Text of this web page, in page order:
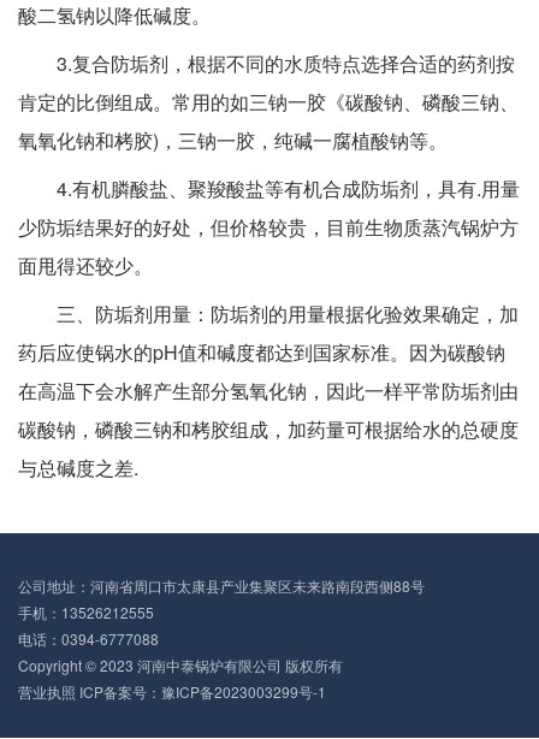
酸二氢钠以降低碱度。
3.复合防垢剂，根据不同的水质特点选择合适的药剂按
肯定的比倒组成。常用的如三钠一胶《碳酸钠、磷酸三钠、
氧氧化钠和栲胶)，三钠一胶，纯碱一腐植酸钠等。
4.有机膦酸盐、聚羧酸盐等有机合成防垢剂，具有.用量
少防垢结果好的好处，但价格较贵，目前生物质蒸汽锅炉方
面甩得还较少。
三、防垢剂用量：防垢剂的用量根据化验效果确定，加
药后应使锅水的pH值和碱度都达到国家标准。因为碳酸钠
在高温下会水解产生部分氢氧化钠，因此一样平常防垢剂由
碳酸钠，磷酸三钠和栲胶组成，加药量可根据给水的总硬度
与总碱度之差.
公司地址：河南省周口市太康县产业集聚区未来路南段西侧88号
手机：13526212555
电话：0394-6777088
Copyright © 2023 河南中泰锅炉有限公司 版权所有
营业执照 ICP备案号：豫ICP备2023003299号-1